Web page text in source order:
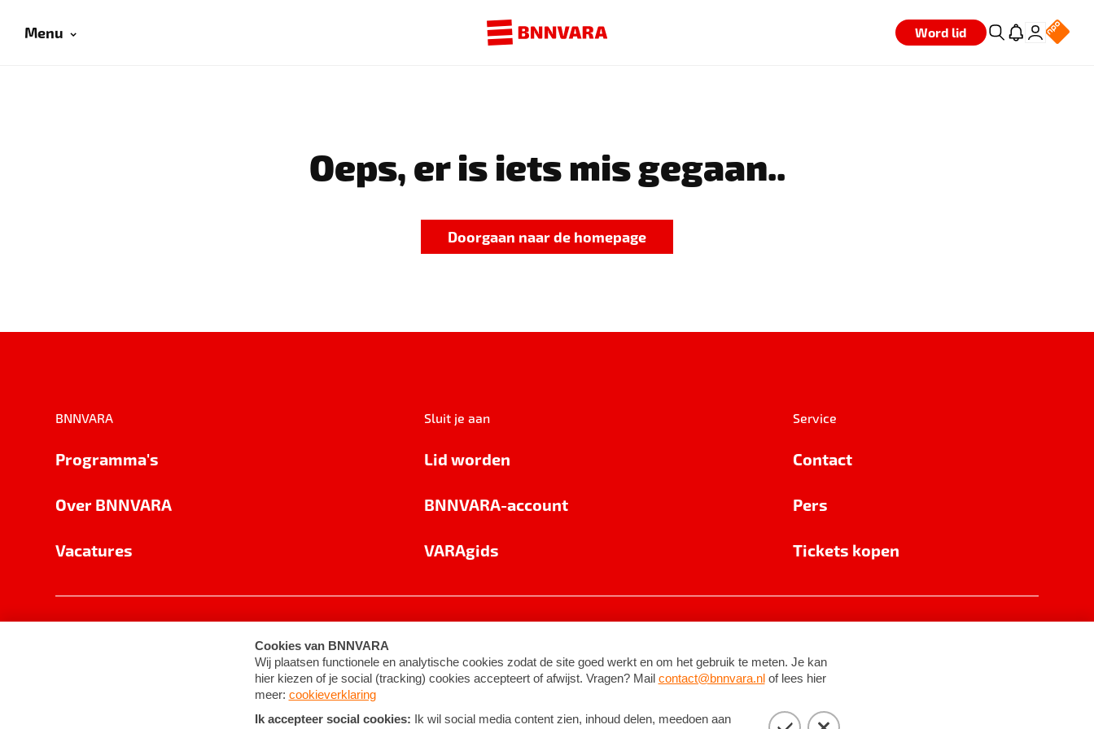
Menu Word lid
Oeps, er is iets mis gegaan..
Doorgaan naar de homepage
BNNVARA
Programma's
Over BNNVARA
Vacatures
Sluit je aan
Lid worden
BNNVARA-account
VARAgids
Service
Contact
Pers
Tickets kopen
Cookie-instellingen Algemene voorwaarden ©2026BNNVARA